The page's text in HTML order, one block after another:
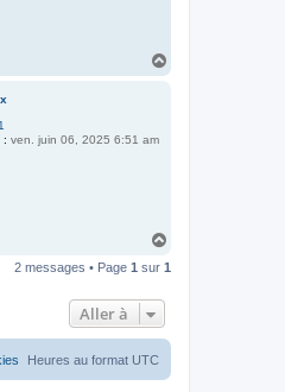
1
: ven. juin 06, 2025 6:51 am
u
2 messages • Page 1 sur 1
Aller à
Heures au format UTC